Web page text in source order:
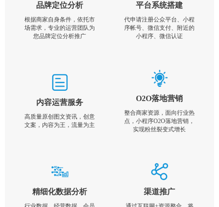
品牌定位分析
根据商家自身条件，依托市
场需求，专业的运营团队为
您品牌定位分析推广
平台系统搭建
代申请注册公众平台、小程
序帐号、微信支付、附近的
小程序、微信认证
内容运营服务
高质量原创图文资讯，创意
文案，内容为王，流量为主
O2O落地营销
整合商家资源，面向行业热
点，小程序O2O落地营销，
实现粉丝裂变式增长
精细化数据分析 渠道推广